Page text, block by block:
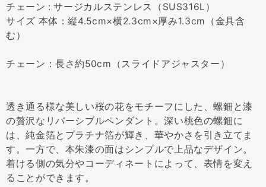
チェーン : サージカルステンレス（SUS316L）
サイズ 本体：縦4.5cm×横2.3cm×厚み1.3cm（金具含
む）
チェーン：長さ約50cm（スライドアジャスター）
透き通る様な美しい桜の花をモチーフにした、螺鈿と漆
の贅沢なリバーシブルペンダント。深い桃色の螺鈿に
は、純金箔とプラチナ箔が輝き、華やかさを引き立てま
す。一方で、本朱漆の面はシンプルで上品なデザイン。
着ける側の気分やコーディネートによって、表情を変え
ることができます。